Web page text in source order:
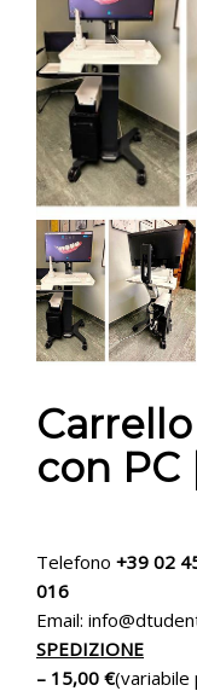
CONTATTI
E-SHOP
ASSISTENZA
IT
con PC
Telefono +39 02
016
Email:
SPEDIZIONE
– 15,00 €(variabile